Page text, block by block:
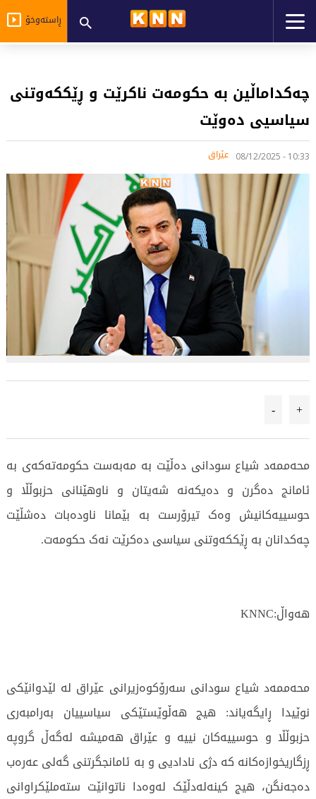
ڕاستەوخۆ
چەکداماڵین بە حکومەت ناکرێت و ڕێککەوتنی
سیاسیی دەوێت
10:33 - 08/12/2025 عێراق
+
-
محەممەد شیاع سودانی دەڵێت بە مەبەست حکومەتەکەی بە
ئامانج دەگرن و دەیکەنە شەیتان و ناوهێنانی حزبوڵڵا و
حوسییەکانیش وەک تیرۆرست بە بێمانا ناودەبات دەشڵێت
چەکدانان بە ڕێککەوتنی سیاسی دەکرێت نەک حکومەت.
هەواڵ:KNNC
محەممەد شیاع سودانی سەرۆکوەزیرانی عێراق لە لێدوانێکی
نوێیدا ڕایگەیاند: هیج هەڵوێستێکی سیاسییان بەرامبەری
حزبوڵڵا و حوسییەکان نییە و عێراق هەمیشە لەگەڵ گروپە
ڕزگاریخوازەکانە کە دژی نادادیی و بە ئامانجگرتنی گەلی عەرەب
دەجەنگن، هیج کینەلەدڵێک لەوەدا ناتوانێت ستەملێکراوانی